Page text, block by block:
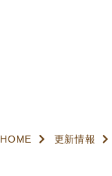
HOME 更新情報